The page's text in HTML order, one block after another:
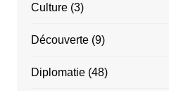
Culture(3)
Découverte(9)
Diplomatie(48)